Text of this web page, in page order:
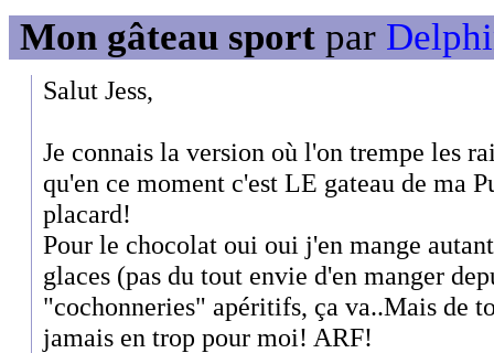
Mon gâteau sport par
Salut Jess,
Je connais la version où l'on trempe les
qu'en ce moment c'est LE gateau de ma
placard!
Pour le chocolat oui oui j'en mange
glaces (pas du tout envie d'en manger
"cochonneries" apéritifs, ça va..Mais de
jamais en trop pour moi! ARF!